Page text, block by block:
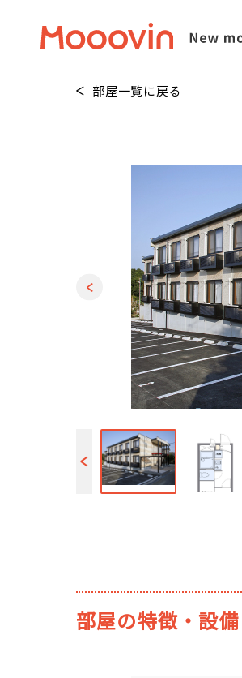
部屋一覧に戻る
部屋の特徴・設備